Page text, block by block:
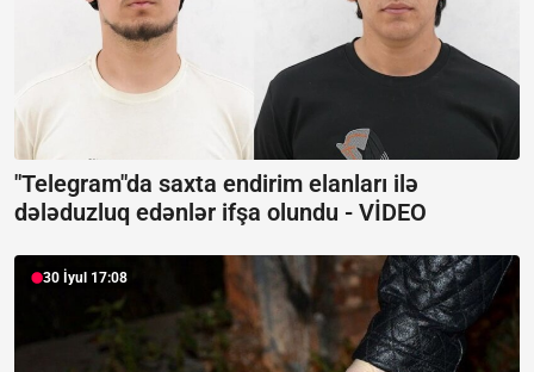
"Telegram"da saxta endirim elanları ilə
dələduzluq edənlər ifşa olundu - VİDEO
30 İyul 17:08